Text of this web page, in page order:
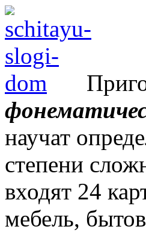
научат
степени
входят 24
мебель,